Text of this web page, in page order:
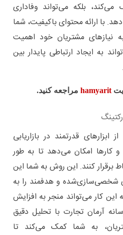
بلکه می‌تواند وفاداری
با ارائه محتوای باکیفیت، شما
نیازهای مشتریان خود اهمیت
به ایجاد ارتباطی پایدار بین
hamyaritمراجعه کنید.
ابزارهای قدرتمند در بازاریابی
امکان می‌دهد تا به طور
برقرار کنند. این روش به شما این
شخصی‌سازی‌شده و هدفمند را به
این کار می‌تواند منجر به افزایش
آرمان تجارت با تحلیل دقیق
به شما کمک می‌کند تا